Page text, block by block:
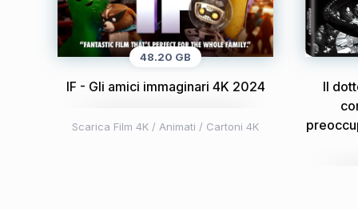
48.20 GB
IF - Gli amici immaginari 4K 2024
Scarica Film 4K / Animati / Cartoni 4K
Il